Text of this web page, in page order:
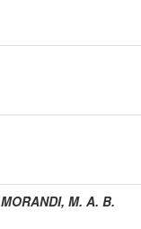
MORANDI, M. A. B.